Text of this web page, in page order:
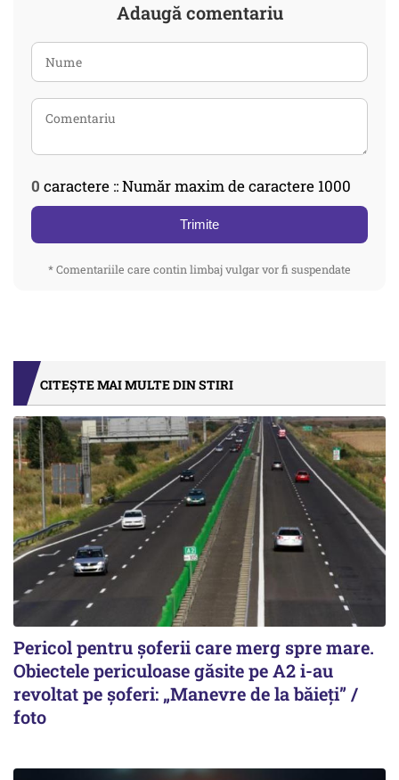
Adaugă comentariu
0 caractere :: Număr maxim de caractere 1000
Trimite
* Comentariile care contin limbaj vulgar vor fi suspendate
CITEȘTE MAI MULTE DIN STIRI
Pericol pentru șoferii care merg spre mare.
Obiectele periculoase găsite pe A2 i-au
revoltat pe șoferi: „Manevre de la băieți” /
foto